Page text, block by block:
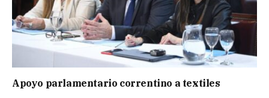
Apoyo parlamentario correntino a textiles